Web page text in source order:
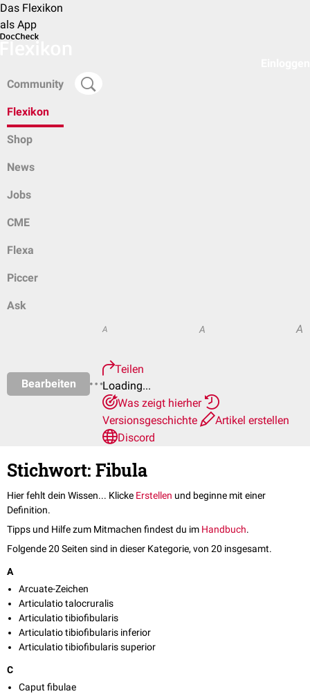
Das Flexikon
als App
Community
Flexikon
Shop
News
Jobs
CME
Flexa
Piccer
Ask
Bearbeiten
A A A
Teilen
Loading...
Was zeigt hierher
Versionsgeschichte
Artikel erstellen
Discord
Stichwort: Fibula
Hier fehlt dein Wissen... Klicke Erstellen und beginne mit einer
Definition.
Tipps und Hilfe zum Mitmachen findest du im Handbuch.
Folgende 20 Seiten sind in dieser Kategorie, von 20 insgesamt.
A
Arcuate-Zeichen
Articulatio talocruralis
Articulatio tibiofibularis
Articulatio tibiofibularis inferior
Articulatio tibiofibularis superior
C
Caput fibulae